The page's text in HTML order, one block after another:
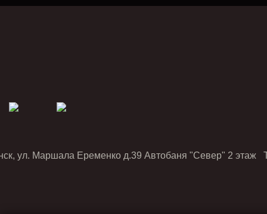
ул. Маршала Еременко д.39 Автобаня "Север" 2 этаж